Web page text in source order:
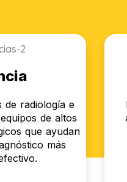
de radiología e
de altos
que ayudan
más